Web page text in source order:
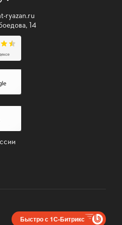
ryazan.ru
14
Быстро с 1С-Битрикс